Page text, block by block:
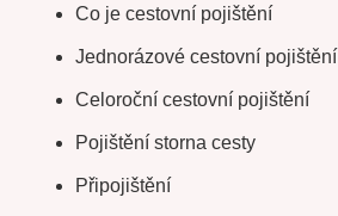
Co je cestovní pojištění
Jednorázové cestovní pojištění
Celoroční cestovní pojištění
Pojištění storna cesty
Připojištění